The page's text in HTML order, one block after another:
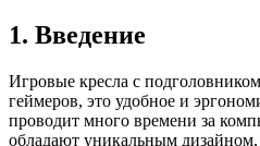
1. Введение
Игровые кресла с
геймеров, это удобное и
проводит много времени за
обладают уникальным дизайном,